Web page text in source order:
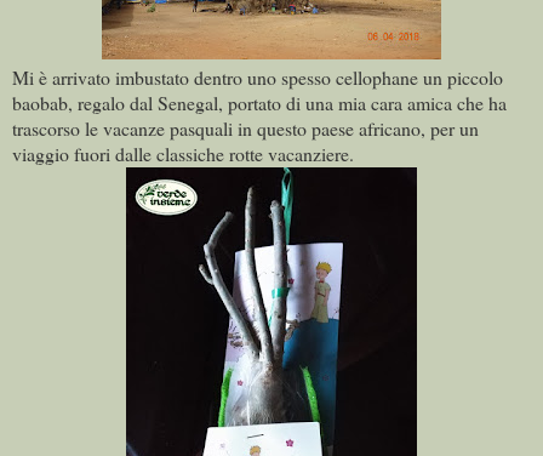
Mi è arrivato imbustato dentro uno spesso cellophane un piccolo
baobab, regalo dal Senegal, portato di una mia cara amica che ha
trascorso le vacanze pasquali in questo paese africano, per un
viaggio fuori dalle classiche rotte vacanziere.